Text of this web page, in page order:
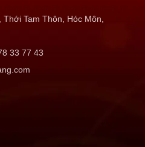
Tam Thôn, Hóc Môn,
33 77 43